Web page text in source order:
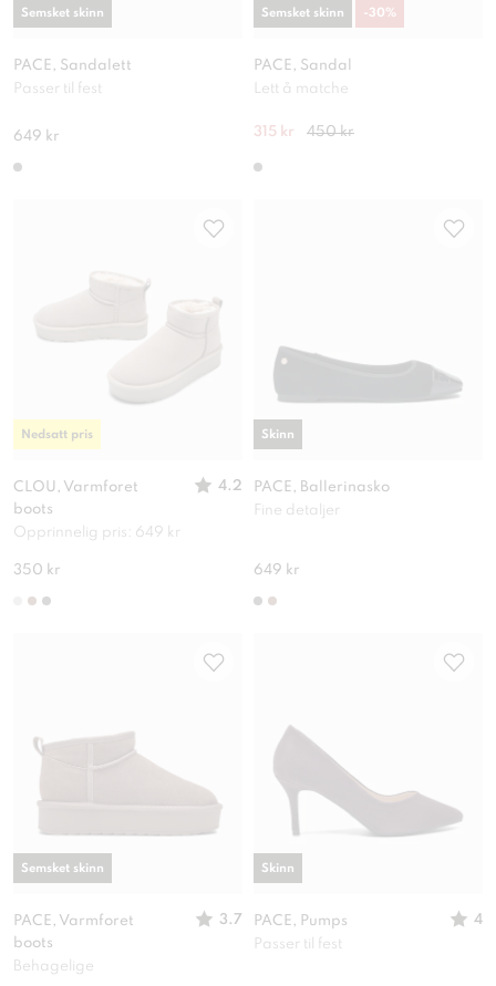
PACE, Sandalett
Passer til fest
649 kr
Semsket skinn
PACE, Sandal
Lett å matche
315 kr 450 kr
Semsket skinn -30%
CLOU, Varmforet
boots
4.2
Opprinnelig pris: 649 kr
350 kr
Nedsatt pris
PACE, Ballerinasko
Fine detaljer
649 kr
Skinn
PACE, Varmforet
boots
3.7
Behagelige
Semsket skinn
PACE, Pumps
4
Passer til fest
Skinn